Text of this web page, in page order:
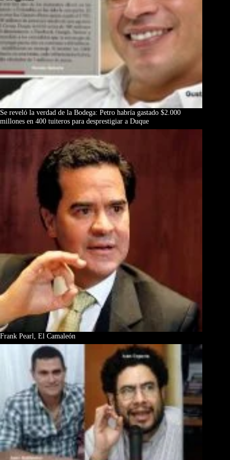
Se reveló la verdad de la Bodega: Petro habría gastado $2.000
millones en 400 tuiteros para desprestigiar a Duque
Frank Pearl, El Camaleón